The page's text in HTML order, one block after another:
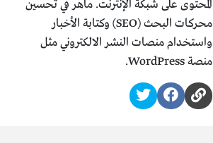
المحتوى على شبكة الإنترنت. ماهر في تحسين
محركات البحث (SEO) وكتابة الأخبار
واستخدام منصات النشر الالكتروني مثل
منصة WordPress.